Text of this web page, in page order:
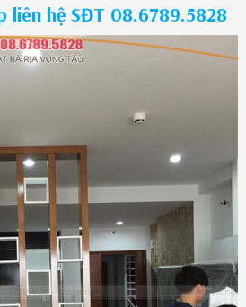
liên hệ SĐT 08.6789.5828